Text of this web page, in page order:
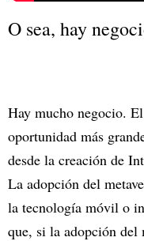
O sea, hay
Hay mucho negocio.
oportunidad más
desde la creación de
La adopción del
la tecnología móvil o
que, si la adopción del